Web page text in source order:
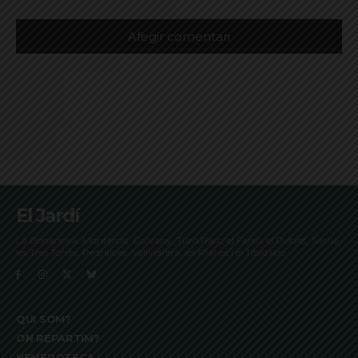
El Jardí
La Bonanova, Monterols, Galvany, Turó Parc, el Farró, el Putxet, Sarrià,
les Tres Torres, Pedralbes, Vallvidrera, les Planes i el Tibidabo
QUI SOM?
ON REPARTIM?